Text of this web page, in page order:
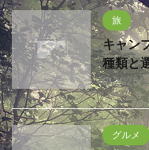
旅
キャン
種類と
2025/
グルメ